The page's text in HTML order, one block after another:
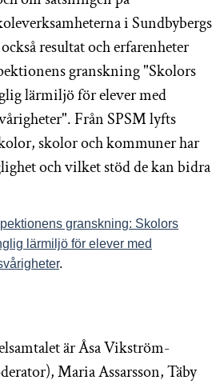
i Sundbybergs
resultat och erfarenheter
granskning "Skolors
lärmiljö för elever med
Från SPSM lyfts
skolor och kommuner har
och vilket stöd de kan bidra
granskning: Skolors
lärmiljö för elever med
.
är Åsa Vikström-
Maria Assarsson, Täby